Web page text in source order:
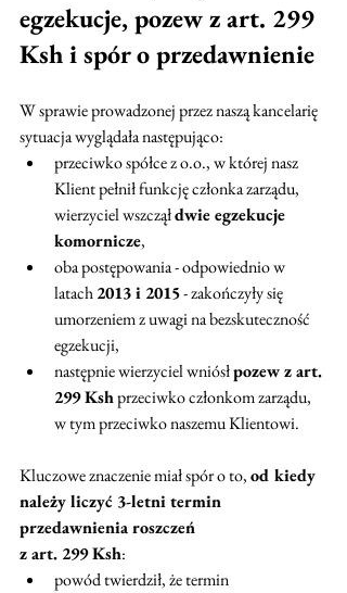
egzekucje, pozew z art. 299
Ksh i spór o przedawnienie
W sprawie prowadzonej przez naszą kancelarię
sytuacja wyglądała następująco:
przeciwko spółce z o.o., w której nasz
Klient pełnił funkcję członka zarządu,
wierzyciel wszczął dwie egzekucje
komornicze,
oba postępowania - odpowiednio w
latach 2013 i 2015 - zakończyły się
umorzeniem z uwagi na bezskuteczność
egzekucji,
następnie wierzyciel wniósł pozew z art.
299 Ksh przeciwko członkom zarządu,
w tym przeciwko naszemu Klientowi.
Kluczowe znaczenie miał spór o to, od kiedy
należy liczyć 3-letni termin
przedawnienia roszczeń
z art. 299 Ksh:
powód twierdził, że termin